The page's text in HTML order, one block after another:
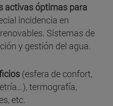
activas óptimas para
incidencia en
Sistemas de
y gestión del agua.
(esfera de confort,
termografía,
etc.